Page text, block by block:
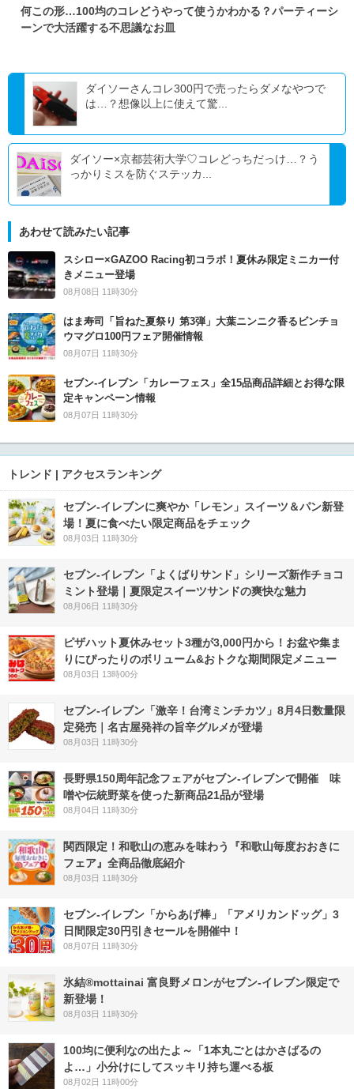
何この形…100均のコレどうやって使うかわかる？パーティーシ
ーンで大活躍する不思議なお皿
ダイソーさんコレ300円で売ったらダメなやつで
は…？想像以上に使えて驚...
ダイソー×京都芸術大学♡コレどっちだっけ…？う
っかりミスを防ぐステッカ...
あわせて読みたい記事
スシロー×GAZOO Racing初コラボ！夏休み限定ミニカー付
きメニュー登場
08月08日 11時30分
はま寿司「旨ねた夏祭り 第3弾」大葉ニンニク香るビンチョ
ウマグロ100円フェア開催情報
08月07日 11時30分
セブン‐イレブン「カレーフェス」全15品商品詳細とお得な限
定キャンペーン情報
08月07日 11時30分
トレンド | アクセスランキング
セブン‐イレブンに爽やか「レモン」スイーツ＆パン新登
場！夏に食べたい限定商品をチェック
08月03日 11時30分
セブン‐イレブン「よくばりサンド」シリーズ新作チョコ
ミント登場｜夏限定スイーツサンドの爽快な魅力
08月06日 11時30分
ピザハット夏休みセット3種が3,000円から！お盆や集ま
りにぴったりのボリューム&おトクな期間限定メニュー
08月03日 13時00分
セブン-イレブン「激辛！台湾ミンチカツ」8月4日数量限
定発売｜名古屋発祥の旨辛グルメが登場
08月03日 11時30分
長野県150周年記念フェアがセブン-イレブンで開催 味
噌や伝統野菜を使った新商品21品が登場
08月04日 11時30分
関西限定！和歌山の恵みを味わう『和歌山毎度おおきに
フェア』全商品徹底紹介
08月03日 11時30分
セブン‐イレブン「からあげ棒」「アメリカンドッグ」3
日間限定30円引きセールを開催中！
08月07日 11時30分
氷結®mottainai 富良野メロンがセブン‐イレブン限定で
新登場！
08月03日 11時30分
100均に便利なの出たよ～「1本丸ごとはかさばるの
よ…」小分けにしてスッキリ持ち運べる板
08月02日 11時00分